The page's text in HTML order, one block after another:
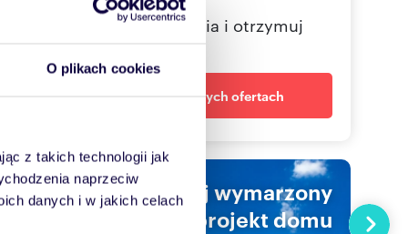
O plikach cookies
z takich technologii jak
naprzeciw
danych i w jakich celach
Określ swoje oczekiwania i otrzymuj
Powiadom o nowych ofertach
Znajdź swój wymarzony
projekt domu